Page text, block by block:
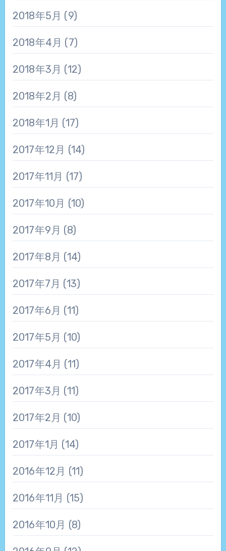
2018年5月 (9)
2018年4月 (7)
2018年3月 (12)
2018年2月 (8)
2018年1月 (17)
2017年12月 (14)
2017年11月 (17)
2017年10月 (10)
2017年9月 (8)
2017年8月 (14)
2017年7月 (13)
2017年6月 (11)
2017年5月 (10)
2017年4月 (11)
2017年3月 (11)
2017年2月 (10)
2017年1月 (14)
2016年12月 (11)
2016年11月 (15)
2016年10月 (8)